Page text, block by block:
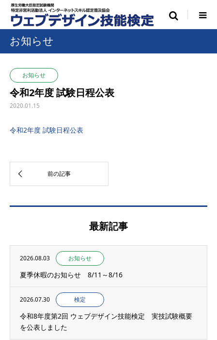
お知らせ
お知らせ
令和2年度 試験日程公表
2020.01.15
令和2年度 試験日程公表
最新記事
2026.08.03 お知らせ
夏季休暇のお知らせ 8/11～8/16
2026.07.30 検定
令和8年度第2回 ウェブデザイン技能検定 実技試験概要
を公表しました